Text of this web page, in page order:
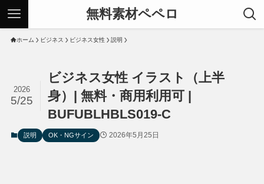
無料素材ペペロ
ホーム ビジネス ビジネス女性 説明
ビジネス女性 イラスト（上半
身）| 無料・商用利用可 |
BUFUBLHBLS019-C
2026
5/25
説明 OK・NGサイン 2026年5月25日